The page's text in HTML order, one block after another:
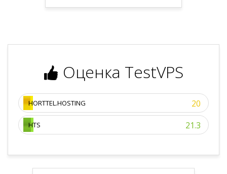
Оценка TestVPS
20
HORTTEL.HOSTING
21.3
HTS